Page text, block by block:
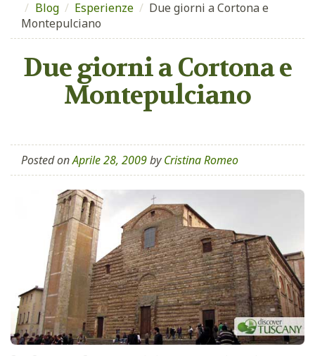
Blog / Esperienze / Due giorni a Cortona e
Montepulciano
Due giorni a Cortona e
Montepulciano
Posted onAprile 28, 2009byCristina Romeo